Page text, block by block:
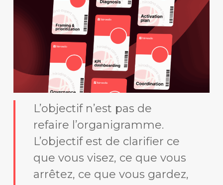
L’objectif n’est pas de
refaire l’organigramme.
L’objectif est de clarifier ce
que vous visez, ce que vous
arrêtez, ce que vous gardez,